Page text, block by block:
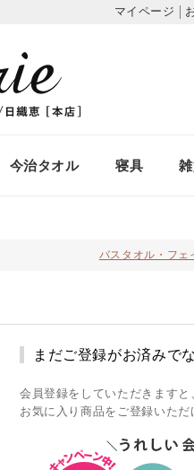
マイページ
今治タオル 寝具
バスタオル・フェ
まだご登録がお済みで
会員登録をしていただきますと
お気に入り商品をご登録いただ